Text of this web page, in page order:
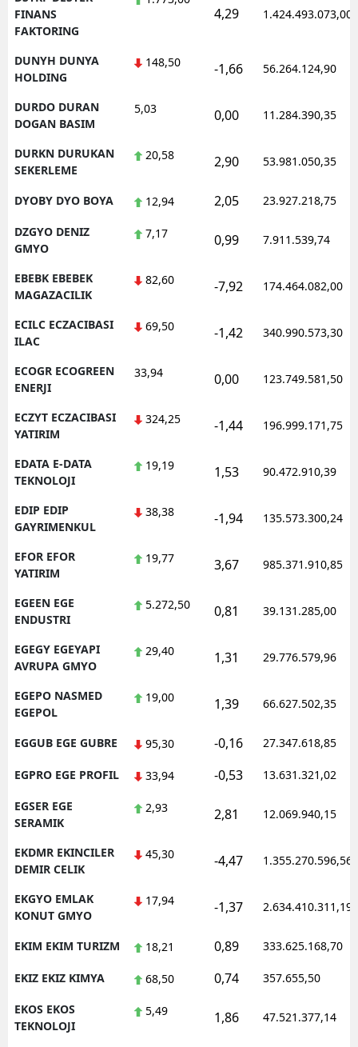
FINANS
FAKTORING
4,29 1.424.493.073,00
DUNYH DUNYA
HOLDING
148,50 -1,66 56.264.124,90
DURDO DURAN
DOGAN BASIM
5,03 0,00 11.284.390,35
DURKN DURUKAN
SEKERLEME
20,58 2,90 53.981.050,35
DYOBY DYO BOYA 12,94 2,05 23.927.218,75
DZGYO DENIZ
GMYO
7,17 0,99 7.911.539,74
EBEBK EBEBEK
MAGAZACILIK
82,60 -7,92 174.464.082,00
ECILC ECZACIBASI
ILAC
69,50 -1,42 340.990.573,30
ECOGR ECOGREEN
ENERJI
33,94 0,00 123.749.581,50
ECZYT ECZACIBASI
YATIRIM
324,25 -1,44 196.999.171,75
EDATA E-DATA
TEKNOLOJI
19,19 1,53 90.472.910,39
EDIP EDIP
GAYRIMENKUL
38,38 -1,94 135.573.300,24
EFOR EFOR
YATIRIM
19,77 3,67 985.371.910,85
EGEEN EGE
ENDUSTRI
5.272,50 0,81 39.131.285,00
EGEGY EGEYAPI
AVRUPA GMYO
29,40 1,31 29.776.579,96
EGEPO NASMED
EGEPOL
19,00 1,39 66.627.502,35
EGGUB EGE GUBRE 95,30 -0,16 27.347.618,85
EGPRO EGE PROFIL 33,94 -0,53 13.631.321,02
EGSER EGE
SERAMIK
2,93 2,81 12.069.940,15
EKDMR EKINCILER
DEMIR CELIK
45,30 -4,47 1.355.270.596,56
EKGYO EMLAK
KONUT GMYO
17,94 -1,37 2.634.410.311,19
EKIM EKIM TURIZM 18,21 0,89 333.625.168,70
EKIZ EKIZ KIMYA 68,50 0,74 357.655,50
EKOS EKOS
TEKNOLOJI
5,49 1,86 47.521.377,14